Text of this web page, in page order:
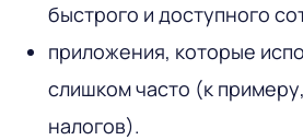
быстрого и доступного
приложения, которые
слишком часто (к
налогов).